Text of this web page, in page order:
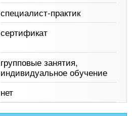
специалист-практик
сертификат
групповые занятия,
индивидуальное обучение
нет